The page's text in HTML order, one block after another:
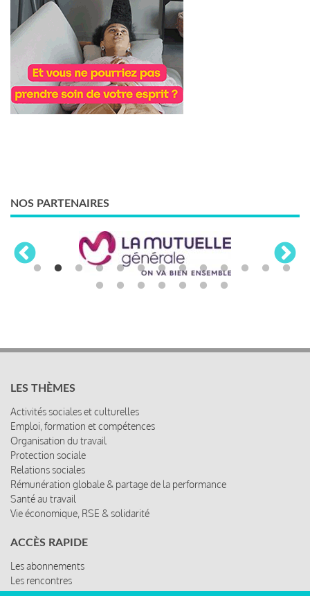
NOS PARTENAIRES
LES THÈMES
Activités sociales et culturelles
Emploi, formation et compétences
Organisation du travail
Protection sociale
Relations sociales
Rémunération globale & partage de la performance
Santé au travail
Vie économique, RSE & solidarité
ACCÈS RAPIDE
Les abonnements
Les rencontres